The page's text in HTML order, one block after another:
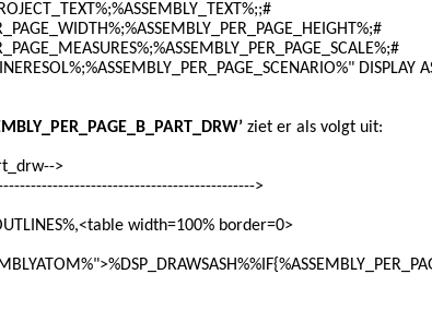
DISPLAY AS
ziet er als volgt uit:
>
>
width=100% border=0>